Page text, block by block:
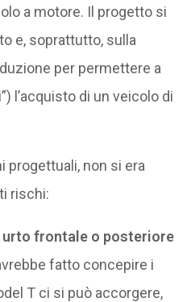
a motore. Il progetto si
e, soprattutto, sulla
per permettere a
l’acquisto di un veicolo di
progettuali, non si era
rischi:
urto frontale o posteriore
fatto concepire i
T ci si può accorgere,